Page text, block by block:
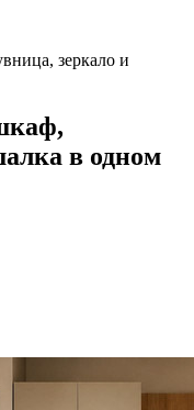
зеркало и
в одном